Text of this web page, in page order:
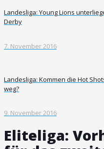
Landesliga: Young Lions
Derby
7. November 2016
Landesliga: Kommen die Hot
weg?
9. November 2016
Eliteliga: